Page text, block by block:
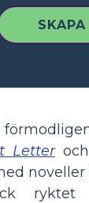
Letteroch